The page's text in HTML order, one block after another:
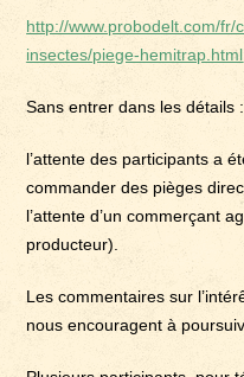
http://www.probodelt.com/fr/
insectes/piege-hemitrap.html
Sans entrer dans les détails :
l’attente des participants a
commander des pièges
l’attente d’un commerçant
producteur).
Les commentaires sur
nous encouragent à